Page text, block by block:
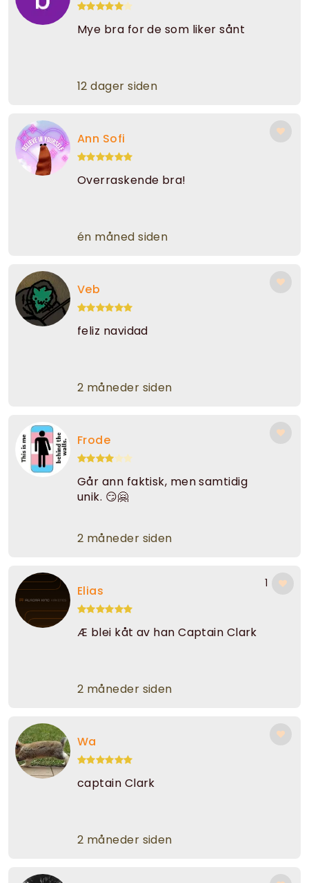
Mye bra for de som liker sånt
12 dager siden
Ann Sofi
Overraskende bra!
én måned siden
Veb
feliz navidad
2 måneder siden
Frode
Går ann faktisk, men samtidig
unik. 😏🤗
2 måneder siden
Elias
Æ blei kåt av han Captain Clark
2 måneder siden
1
Wa
captain Clark
2 måneder siden